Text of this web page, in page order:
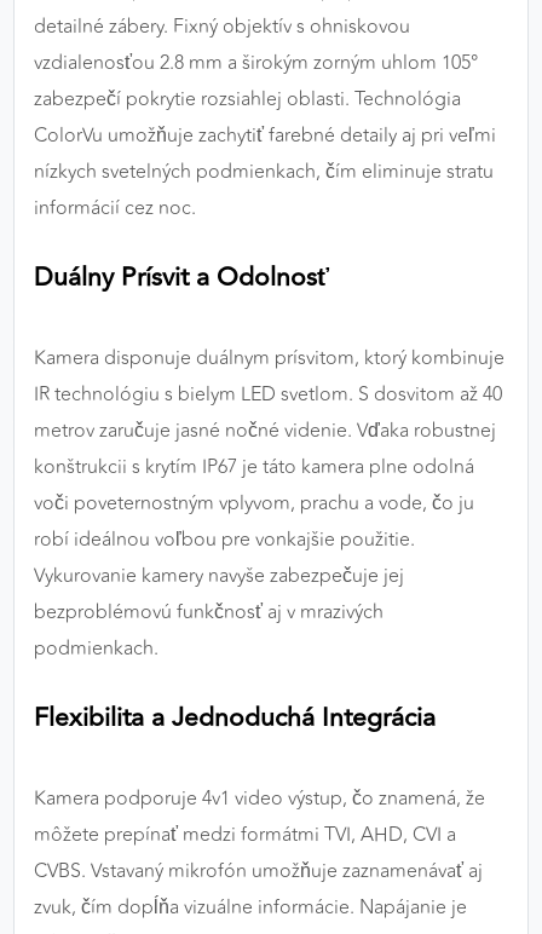
detailné zábery. Fixný objektív s ohniskovou
vzdialenosťou 2.8 mm a širokým zorným uhlom 105°
zabezpečí pokrytie rozsiahlej oblasti. Technológia
ColorVu umožňuje zachytiť farebné detaily aj pri veľmi
nízkych svetelných podmienkach, čím eliminuje stratu
informácií cez noc.
Duálny Prísvit a Odolnosť
Kamera disponuje duálnym prísvitom, ktorý kombinuje
IR technológiu s bielym LED svetlom. S dosvitom až 40
metrov zaručuje jasné nočné videnie. Vďaka robustnej
konštrukcii s krytím IP67 je táto kamera plne odolná
voči poveternostným vplyvom, prachu a vode, čo ju
robí ideálnou voľbou pre vonkajšie použitie.
Vykurovanie kamery navyše zabezpečuje jej
bezproblémovú funkčnosť aj v mrazivých
podmienkach.
Flexibilita a Jednoduchá Integrácia
Kamera podporuje 4v1 video výstup, čo znamená, že
môžete prepínať medzi formátmi TVI, AHD, CVI a
CVBS. Vstavaný mikrofón umožňuje zaznamenávať aj
zvuk, čím dopĺňa vizuálne informácie. Napájanie je